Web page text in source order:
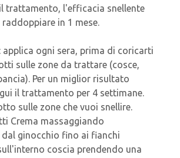
trattamento, l'efficacia snellente
in 1 mese.
: applica ogni sera, prima di coricarti
sulle zone da trattare (cosce,
Per un miglior risultato
il trattamento per 4 settimane.
sulle zone che vuoi snellire.
Crema massaggiando
ginocchio fino ai fianchi
coscia prendendo una